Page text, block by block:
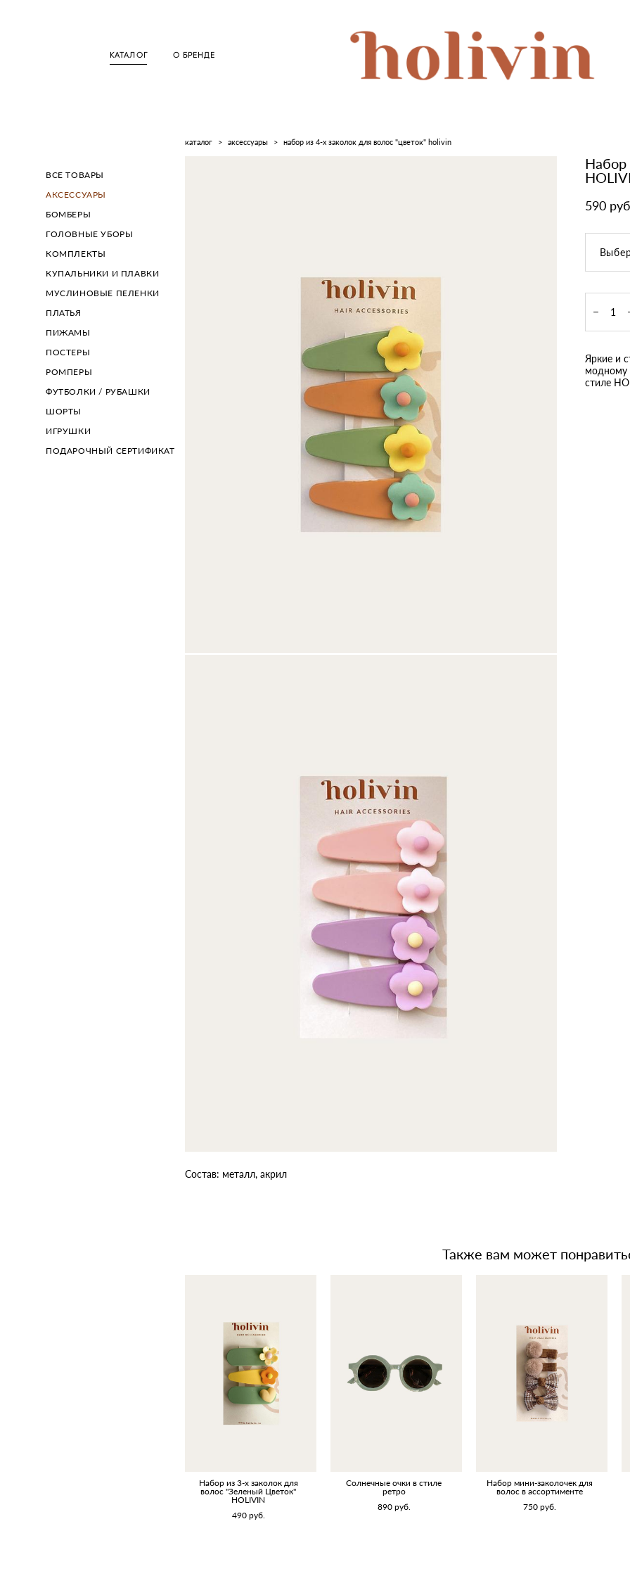
КАТАЛОГ О БРЕНДЕ
ВСЕ ТОВАРЫ
АКСЕССУАРЫ
БОМБЕРЫ
ГОЛОВНЫЕ УБОРЫ
КОМПЛЕКТЫ
КУПАЛЬНИКИ И ПЛАВКИ
МУСЛИНОВЫЕ ПЕЛЕНКИ
ПЛАТЬЯ
ПИЖАМЫ
ПОСТЕРЫ
РОМПЕРЫ
ФУТБОЛКИ / РУБАШКИ
ШОРТЫ
ИГРУШКИ
ПОДАРОЧНЫЙ СЕРТИФИКАТ
каталог > аксессуары > набор из 4-х заколок для волос "цветок" holivin
Набор
590
Яркие и
модному
стиле
Состав: металл, акрил
Также вам может
Набор из 3-х заколок для
волос "Зеленый Цветок"
HOLIVIN
490 pуб.
Солнечные очки в стиле
ретро
890 pуб.
Набор мини-заколочек для
волос в ассортименте
750 pуб.